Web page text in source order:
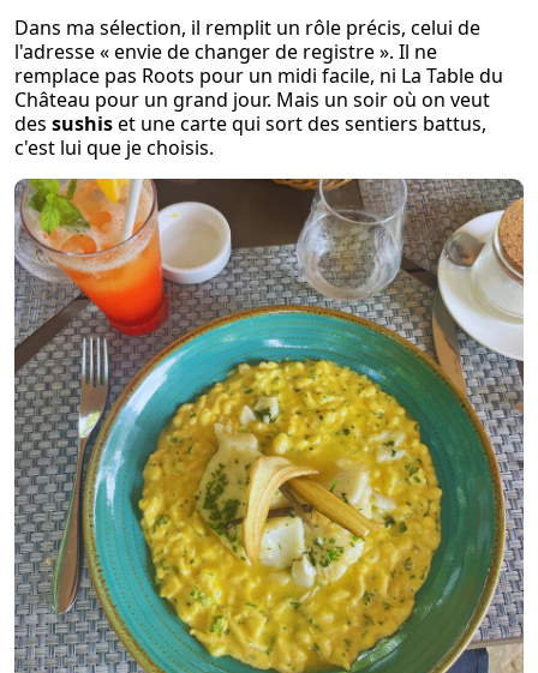
Dans ma sélection, il remplit un rôle précis, celui de
l'adresse « envie de changer de registre ». Il ne
remplace pas Roots pour un midi facile, ni La Table du
Château pour un grand jour. Mais un soir où on veut
des sushiset une carte qui sort des sentiers battus,
c'est lui que je choisis.